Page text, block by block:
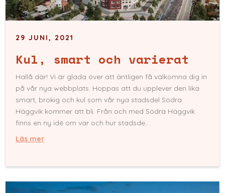
29 JUNI, 2021
Kul, smart och varierat
Hallå där! Vi är glada över att äntligen få välkomna dig in
på vår nya webbplats. Hoppas att du upplever den lika
smart, brokig och kul som vår nya stadsdel Södra
Häggvik kommer att bli. Från och med Södra Häggvik
finns en ny idé om var och hur stadsde...
Läs mer